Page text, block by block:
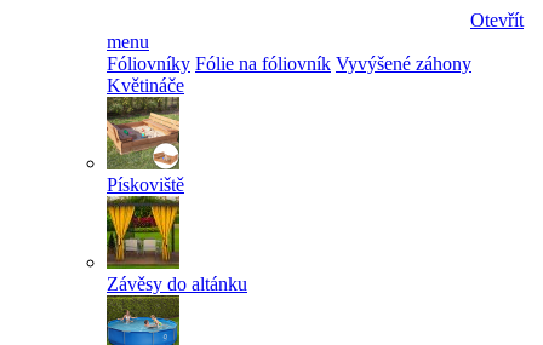
Otevřít
menu
Fóliovníky Fólie na fóliovník Vyvýšené záhony
Květináče
Pískoviště
Závěsy do altánku